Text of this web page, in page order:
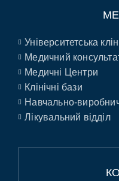
Університетська
Медичний
Медичні Центри
Клінічні бази
Навчально-
Лікувальний відділ